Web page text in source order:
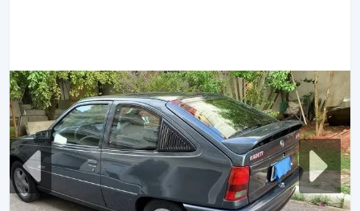
Previous Next